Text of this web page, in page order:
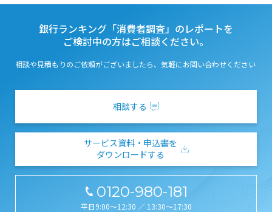
銀行ランキング「消費者調査」のレポートを
ご検討中の方はご相談ください。
相談や見積もりのご依頼がございましたら、気軽にお問い合わせください
相談する
サービス資料・申込書を
ダウンロードする
0120-980-181
平日9:00～12:30 ／ 13:30～17:30